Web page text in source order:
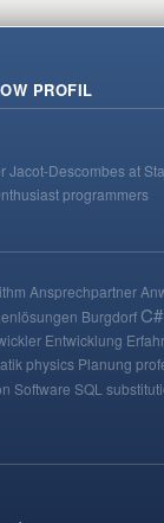
PROFIL
Ansprechpartner
Burgdorf C#
Entwicklung
physics Planung
Software SQL